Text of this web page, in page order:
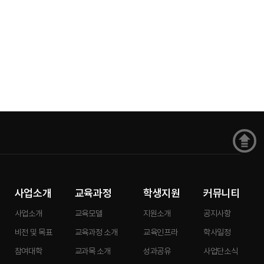
사업소개
사업소개
비전 및 목표
참여대학
교육과정
교육모델
교육과정 소개
교과목 소개
학생지원
지원소개
교육인프라
성과공유
커뮤니티
공지사항
학사일정
사업단소식